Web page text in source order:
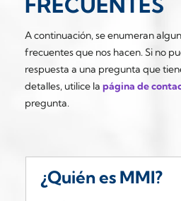
A continuación, se enumeran
frecuentes que nos hacen. Si no
respuesta a una pregunta que
detalles, utilice la página de
pregunta.
¿Quién es MMI?